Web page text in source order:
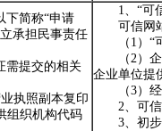
简称“申请
承担民事责任
提交的相关
执照副本复印
组织机构代码
1、“可信
可信网站
（1）“可
（2）企
企业单位提
（3）经
2、可信
3、初步